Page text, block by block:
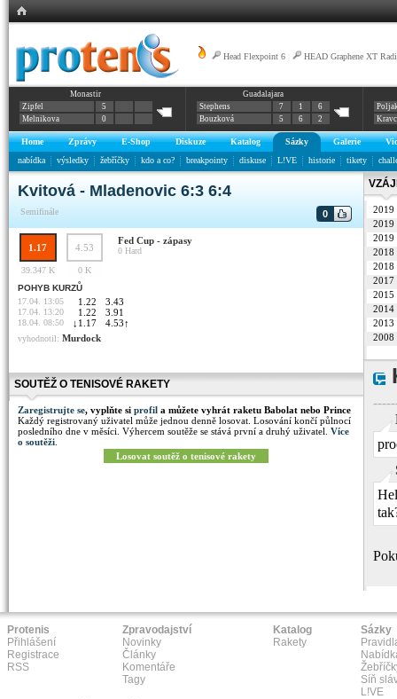
Head Flexpoint 6 HEAD Graphene XT
Monastir
Zipfel
5
Melnikova
0
Guadalajara
Stephens
7 1
6
Bouzková
5 6 2
Home Zprávy E-Shop Diskuze Katalog Sázky Galerie
nabídka
výsledky žebříčky kdo a co? breakpointy diskuse L!VE historie tikety
Kvitová - Mladenovic 6:3 6:4
Semifinále 0
1.17 4.53
Fed Cup - zápasy
0 Hard
39.347 K
0 K
POHYB KURZŮ
17.04. 13:05
1.22 3.43
17.04. 13:20 1.22 3.91
18.04. 08:50 ↓ 1.17 4.53↑
vyhodnotil: Murdock
SOUTĚŽ O TENISOVÉ RAKETY
Zaregistrujte se, vyplňte si profil a můžete vyhrát raketu Babolat nebo Prince
Každý registrovaný uživatel může jednou denně losovat. Losování končí půlnocí
posledního dne v měsíci. Výhercem soutěže se stává první a druhý uživatel. Více
o soutěži
Losovat soutěž o tenisové rakety
2019
2019
2019
2018
2018
2017
2015
2014
2013
2008
Protenis
Přihlášení
Registrace
RSS
Zpravodajství
Novinky
Články
Komentáře
Tagy
Katalog
Rakety
Sázky
Síň
L!VE